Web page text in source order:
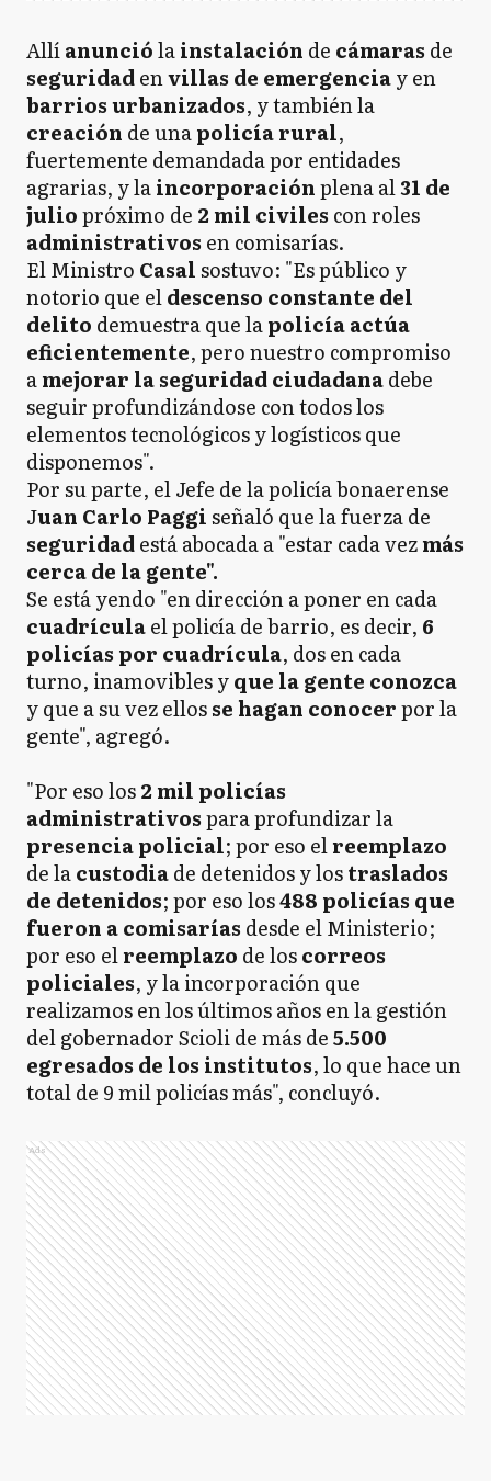
Allíanunciólainstalación de cámaras de
seguridadenvillas de emergenciay en
barriosurbanizados, y también la
creación de unapolicía rural,
fuertemente demandada por entidades
agrarias, y laincorporaciónplena al31 de
juliopróximo de 2 mil civiles con roles
administrativos en comisarías.
El Ministro Casalsostuvo: "Es público y
notorio que eldescenso constante del
delito demuestra que lapolicía actúa
eficientemente, pero nuestro compromiso
amejorar la seguridad ciudadanadebe
seguir profundizándose con todos los
elementos tecnológicos y logísticos que
disponemos".
Por su parte, el Jefe de la policía bonaerense
Juan Carlo Paggiseñaló que la fuerza de
seguridadestá abocada a "estar cada vezmás
cerca de la gente".
Se está yendo "en dirección a poner en cada
cuadrículael policía de barrio, es decir, 6
policías por cuadrícula, dos en cada
turno, inamovibles yque la gente conozca
y que a su vez ellosse hagan conocerpor la
gente", agregó.
"Por eso los2 mil policías
administrativospara profundizar la
presencia policial; por eso elreemplazo
de lacustodiade detenidos y lostraslados
de detenidos; por eso los488 policías que
fueron a comisarías desde el Ministerio;
por eso elreemplazo de loscorreos
policiales, y la incorporación que
realizamos en los últimos años en la gestión
del gobernador Scioli de más de5.500
egresados de los institutos, lo que hace un
total de 9 mil policías más", concluyó.
Ads